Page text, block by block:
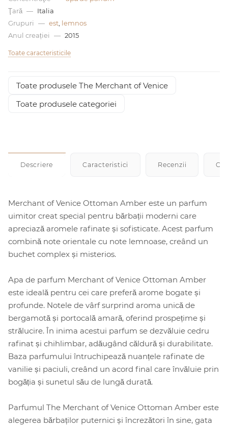
Ţară — Italia
Grupuri
— est lemnos
Anul creației
— 2015
Toate caracteristicile
Toate produsele The Merchant of Venice
Toate produsele categoriei
Descriere Caracteristici Recenzii
Merchant of Venice Ottoman Amber este un parfum
uimitor creat special pentru bărbații moderni care
apreciază aromele rafinate și sofisticate. Acest parfum
combină note orientale cu note lemnoase, creând un
buchet complex și misterios.
Apa de parfum Merchant of Venice Ottoman Amber
este ideală pentru cei care preferă arome bogate și
profunde. Notele de vârf surprind aroma unică de
bergamotă și portocală amară, oferind prospețime și
strălucire. În inima acestui parfum se dezvăluie cedru
rafinat și chihlimbar, adăugând căldură și durabilitate.
Baza parfumului întruchipează nuanțele rafinate de
vanilie și paciuli, creând un acord final care învăluie prin
bogăția și sunetul său de lungă durată.
Parfumul The Merchant of Venice Ottoman Amber este
alegerea bărbaților puternici și încrezători în sine, gata